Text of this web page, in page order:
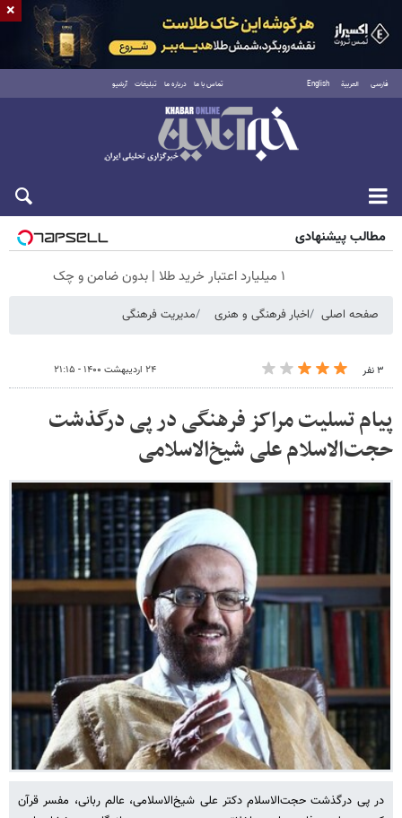
فارسی العربية English تماس با ما درباره ما تبلیغات آرشیو
جمعه ۱۶ مرداد ۱۴۰۵
مطالب پیشنهادی
۱ میلیارد اعتبار خرید طلا | بدون ضامن و چک
صفحه اصلی اخبار فرهنگی و هنری مدیریت فرهنگی
۳ نفر ۲۴ اردیبهشت ۱۴۰۰ - ۲۱:۱۵
پیام تسلیت مراکز فرهنگی در پی درگذشت
حجت‌الاسلام علی شیخ‌الاسلامی
در پی درگذشت حجت‌الاسلام دکتر علی شیخ‌الاسلامی، عالم ربانی، مفسر قرآن
×